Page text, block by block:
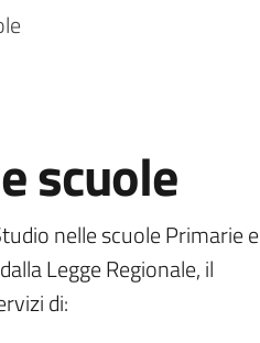
scuole
nelle scuole Primarie e
Legge Regionale, il
di: